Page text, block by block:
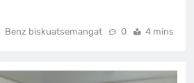
Benz biskuatsemangat 0 4 mins